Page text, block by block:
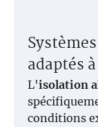
adaptés
L'isolation
conditions